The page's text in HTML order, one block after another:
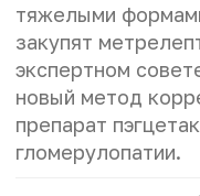
тяжелыми
закупят
экспертном
новый метод
препарат
гломерулопатии.